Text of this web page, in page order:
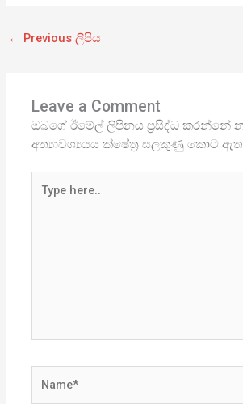
← Previous ලිපිය
Leave a Comment
ඔබගේ ඊමේල් ලිපිනය ප්‍රසිද්ධ කරන්නේ
අත්‍යාවශ්‍යයය ක්ෂේත්‍ර සලකුණු කොට
here..